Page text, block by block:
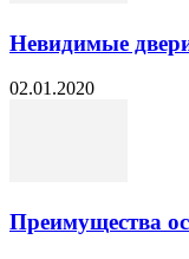
Невидимые
02.01.2020
Преимущества